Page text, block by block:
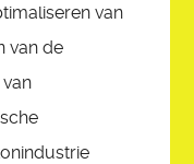
van
van de